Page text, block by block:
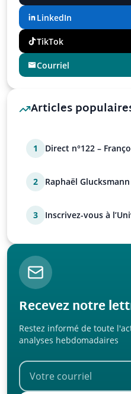
LinkedIn
TikTok
Courriel
Articles
1
Direct n°122 –
2
Raphaël
3
Inscrivez-vous à
Recevez notre
Restez informé de toute
analyses hebdomadaires